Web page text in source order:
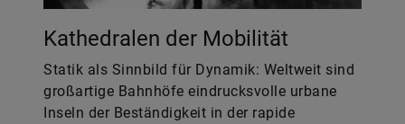
Kathedralen der Mobilität
Statik als Sinnbild für Dynamik: Weltweit sind
großartige Bahnhöfe eindrucksvolle urbane
Inseln der Beständigkeit in der rapide